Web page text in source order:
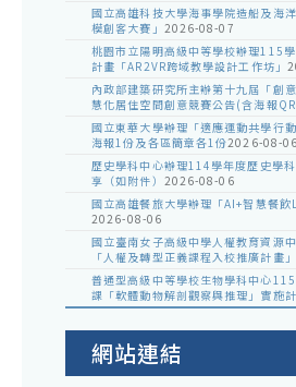
國立高雄科技大學海事學院造船及海
模創客大賽」 2026-08-07
桃園市立陽明高級中等學校辦理115
計畫「AR2VR跨域教學設計工作坊」
內政部建築研究所主辦第十九屆「創
慧化居住空間創意競賽公告(含海報
國立東華大學辦理「適應運動共學行
海報1份及各區簡章各1份2026-08-06
歷史學科中心辦理114學年度歷史學
享（如附件） 2026-08-06
國立高雄餐旅大學辦理「AI+智慧餐
2026-08-06
國立臺南女子高級中學人權教育資源
「人權及轉型正義課程入校推廣計畫
普通型高級中等學校生物學科中心
課「軟體動物解剖觀察與推理」實施
網站連結